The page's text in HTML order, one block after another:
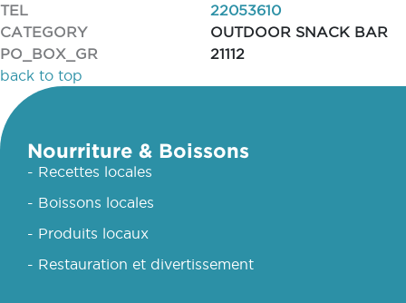
TEL
22053610
CATEGORY
OUTDOOR SNACK BAR
PO_BOX_GR
21112
back to top
Nourriture & Boissons
- Recettes locales
- Boissons locales
- Produits locaux
- Restauration et divertissement